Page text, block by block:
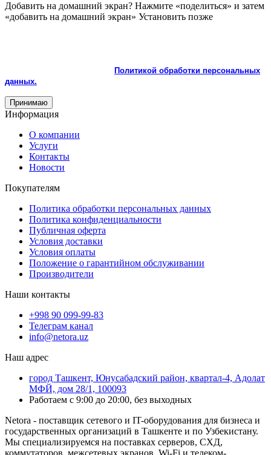
Добавить на домашний экран? Нажмите «поделиться» и затем
«добавить на домашний экран» Установить позже
Политикой обработки персональных
данных.
Принимаю
Информация
О компании
Услуги
Контакты
Новости
Покупателям
Политика обработки персональных данных
Политика конфиденциальности
Публичная оферта
Условия доставки
Условия оплаты
Положение о гарантийном обслуживании
Производители
Наши контакты
+998 90 099-99-83
Телеграм канал
info@netora.uz
Наш адрес
город Ташкент, Юнусабадский район, квартал-4, Адолат
МФЙ, дом 28/1, 100093
Работаем с 9:00 до 20:00, без выходных
Netora - поставщик сетевого и IT-оборудования для бизнеса и
государственных организаций в Ташкенте и по Узбекистану.
Мы специализируемся на поставках серверов, СХД,